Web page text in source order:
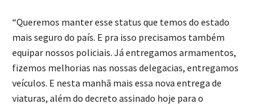
“Queremos manter esse status que temos do estado
mais seguro do país. E pra isso precisamos também
equipar nossos policiais. Já entregamos armamentos,
fizemos melhorias nas nossas delegacias, entregamos
veículos. E nesta manhã mais essa nova entrega de
viaturas, além do decreto assinado hoje para o